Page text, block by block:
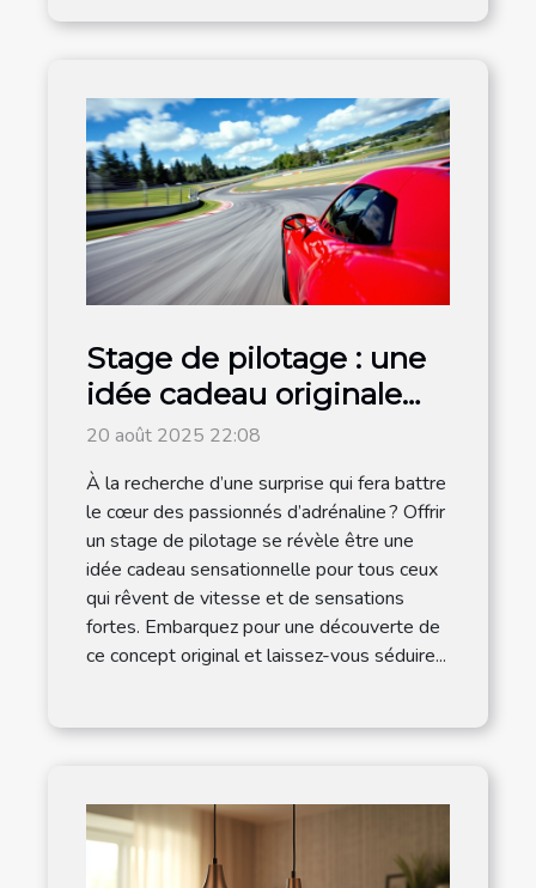
Stage de pilotage : une
idée cadeau originale
pour les amateurs de
vitesse
20 août 2025 22:08
À la recherche d’une surprise qui fera battre
le cœur des passionnés d’adrénaline ? Offrir
un stage de pilotage se révèle être une
idée cadeau sensationnelle pour tous ceux
qui rêvent de vitesse et de sensations
fortes. Embarquez pour une découverte de
ce concept original et laissez-vous séduire...